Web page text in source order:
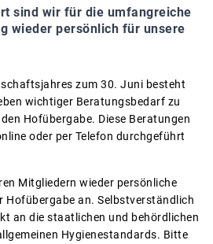
sind wir für die umfangreiche
wieder persönlich für unsere
zum 30. Juni besteht
wichtiger Beratungsbedarf zu
Hofübergabe. Diese Beratungen
oder per Telefon durchgeführt
Mitgliedern wieder persönliche
Hofübergabe an. Selbstverständlich
an die staatlichen und behördlichen
Hygienestandards. Bitte